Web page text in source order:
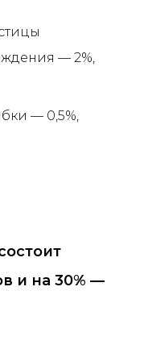
— 2%,
— 0,5%,
и на 30% —